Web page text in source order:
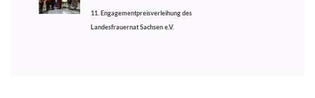
11. Engagementpreisverleihung des
Landesfrauernat Sachsen e.V.